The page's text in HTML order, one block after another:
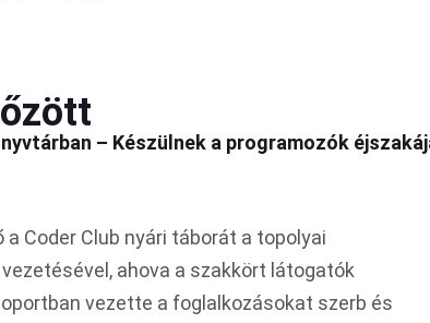
– Készülnek a programozók
Coder Club nyári táborát a topolyai
vezetésével, ahova a szakkört látogatók
vezette a foglalkozásokat szerb és